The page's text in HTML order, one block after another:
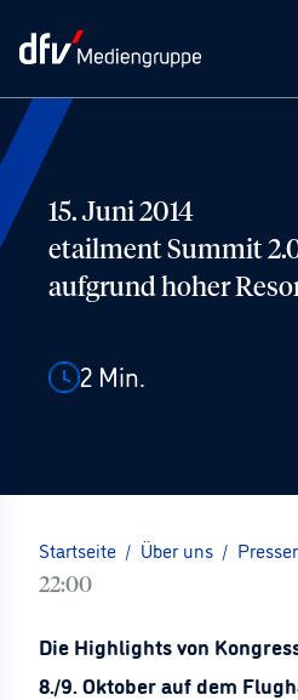
15. Juni 2014
etailment Summit
aufgrund hoher
2 Min.
Startseite / Über uns /
22:00
Die Highlights von
8./9. Oktober auf dem